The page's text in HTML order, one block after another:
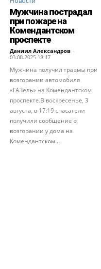
Мужчина пострадал
при пожаре на
Комендантском
проспекте
Даниил Александров -
03.08.2025 18:17
Мужчина получил травмы при
возгорании автомобиля
«ГАЗель» на Комендантском
проспекте.В воскресенье, 3
августа, в 17:19 спасатели
получили сообщение о
возгорании у дома на
Комендантском...